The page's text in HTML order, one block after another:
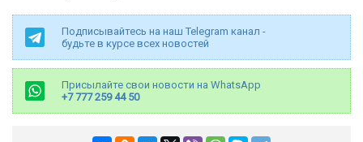
Подписывайтесь на наш Telegram канал -
будьте в курсе всех новостей
Присылайте свои новости на WhatsApp
+7 777 259 44 50